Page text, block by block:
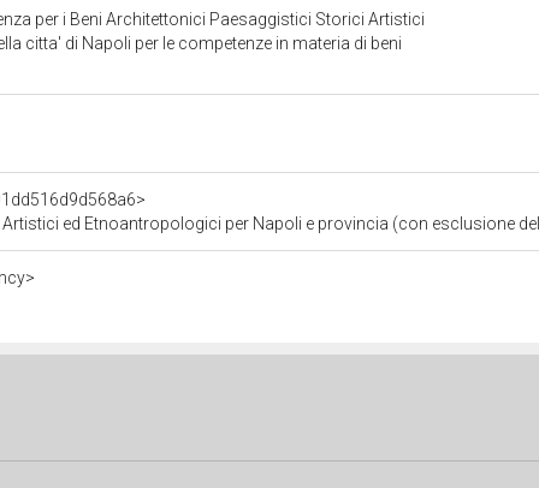
per i Beni Architettonici Paesaggistici Storici Artistici
citta' di Napoli per le competenze in materia di beni
per Napoli e provincia (con esclusione della citta' di Napoli per le